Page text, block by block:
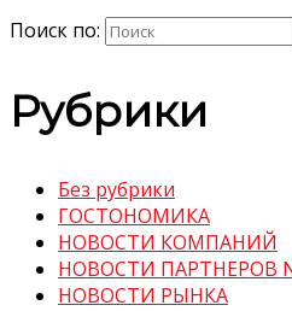
Поиск по:
Рубрики
Без рубрики
ГОСТОНОМИКА
НОВОСТИ КОМПАНИЙ
НОВОСТИ ПАРТНЕРОВ
НОВОСТИ РЫНКА